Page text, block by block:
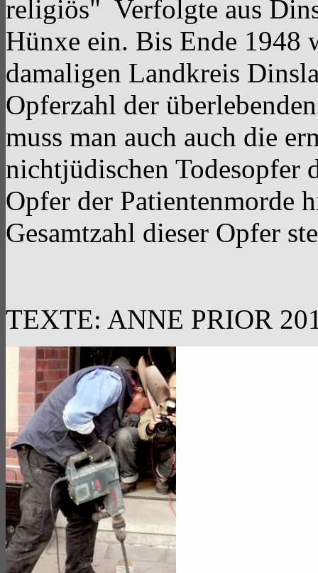
religiös" Verfolgte aus
Hünxe ein. Bis Ende 1948
damaligen Landkreis
Opferzahl der
muss man auch auch die
nichtjüdischen Todesopfer
Opfer der Patientenmorde
Gesamtzahl dieser Opfer
TEXTE: ANNE PRIOR